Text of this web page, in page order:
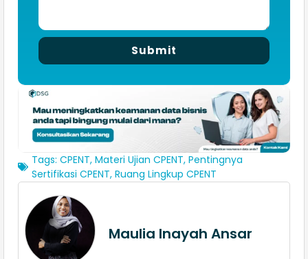
Submit
Tags: CPENT, Materi Ujian CPENT, Pentingnya
Sertifikasi CPENT, Ruang Lingkup CPENT
Maulia Inayah Ansar